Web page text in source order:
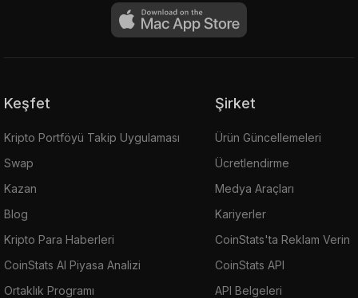
Keşfet
Kripto Portföyü Takip Uygulaması
Swap
Kazan
Blog
Kripto Para Haberleri
CoinStats AI Piyasa Analizi
Ortaklık Programı
Şirket
Ürün Güncellemeleri
Ücretlendirme
Medya Araçları
Kariyerler
CoinStats'ta Reklam Verin
CoinStats API
API Belgeleri